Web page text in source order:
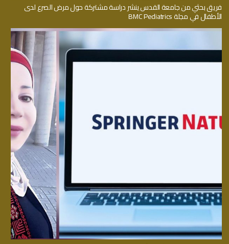
فريق بحثي من جامعة القدس ينشر دراسة مشتركة حول مرض الصرع لدى
الأطفال في مجلة BMC Pediatrics